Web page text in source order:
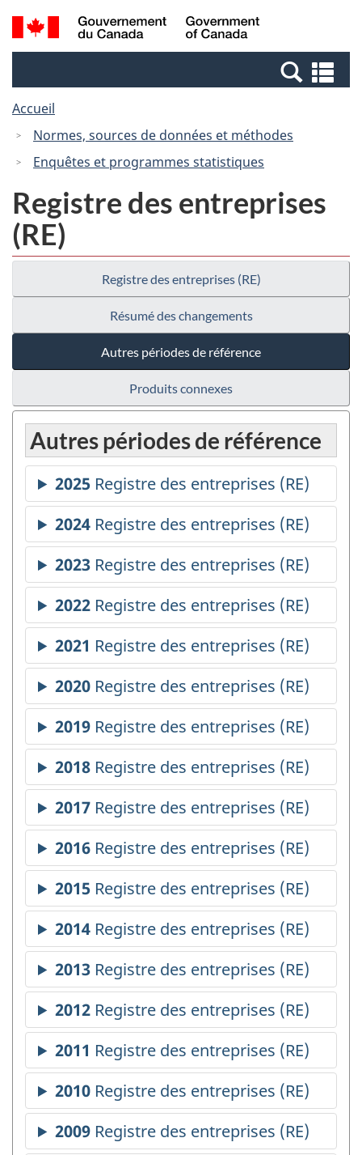
Passer
au
Passer
à
Canada
Recherche
et
et
Accueil
Normes, sources de données et méthodes
Enquêtes et programmes statistiques
Registre des entreprises
(RE)
Registre des entreprises (RE)
Résumé des changements
Autres périodes de référence
Produits connexes
Autres périodes de référence